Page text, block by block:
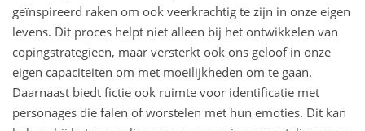
geïnspireerd raken om ook veerkrachtig te zijn in onze eigen
levens. Dit proces helpt niet alleen bij het ontwikkelen van
copingstrategieën, maar versterkt ook ons geloof in onze
eigen capaciteiten om met moeilijkheden om te gaan.
Daarnaast biedt fictie ook ruimte voor identificatie met
personages die falen of worstelen met hun emoties. Dit kan